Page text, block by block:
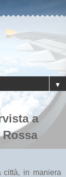
▼
a
città, in maniera